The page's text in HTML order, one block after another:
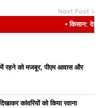
Next Post
• किसान: देश की रीढ़
में रहने को मजबूर, पीएम आवास और
कांवरियों को किया रवाना